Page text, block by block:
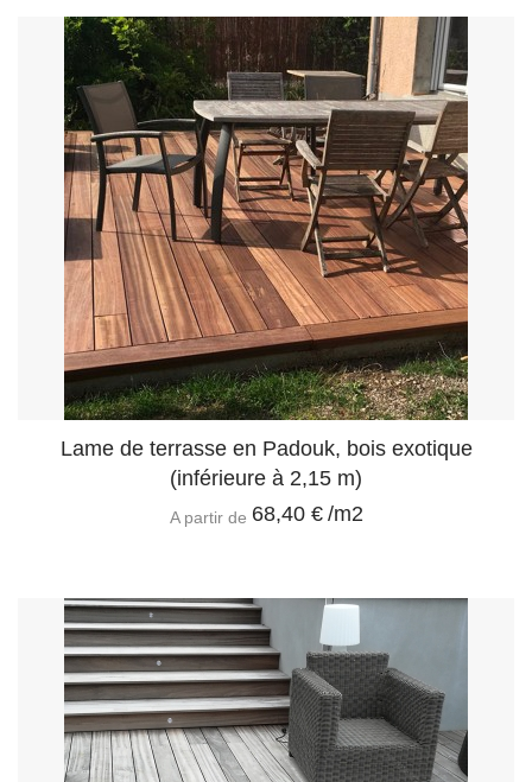
Lame de terrasse en Padouk, bois exotique
(inférieure à 2,15 m)
A partir de 68,40 € /m2